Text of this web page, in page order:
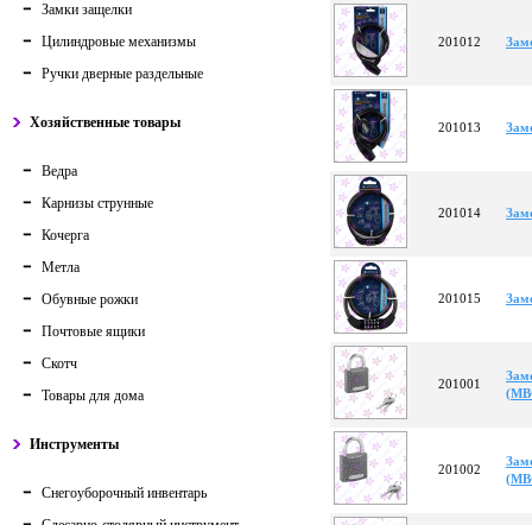
Замки защелки
Цилиндровые механизмы
Ручки дверные раздельные
Хозяйственные товары
Ведра
Карнизы струнные
Кочерга
Метла
Обувные рожки
Почтовые ящики
Скотч
Товары для дома
Инструменты
Снегоуборочный инвентарь
201012
201013
201014
201015
201001
201002